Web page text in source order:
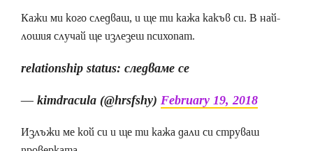
Кажи ми кого следваш, и ще ти кажа какъв си. В най-
лошия случай ще излезеш психопат.
relationship status: следваме се
— kimdracula (@hrsfshy) February 19, 2018
Излъжи ме кой си и ще ти кажа дали си струваш